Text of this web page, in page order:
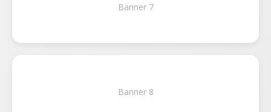
Banner 7
Banner 8